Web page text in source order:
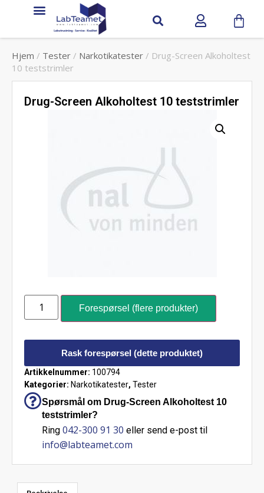
Hjem / Tester / Narkotikatester / Drug-Screen Alkoholtest
10 teststrimler
Drug-Screen Alkoholtest 10 teststrimler
Forespørsel (flere produkter)
Rask forespørsel (dette produktet)
Artikkelnummer: 100794
Kategorier: Narkotikatester, Tester
Spørsmål om Drug-Screen Alkoholtest 10
teststrimler?
Ring 042-300 91 30 eller send e-post til
info@labteamet.com